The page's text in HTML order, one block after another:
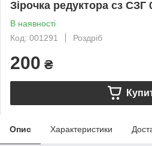
Зірочка редуктора сз СЗГ
В наявності
Код: 001291
Роздріб
200 ₴
Опис Характеристики